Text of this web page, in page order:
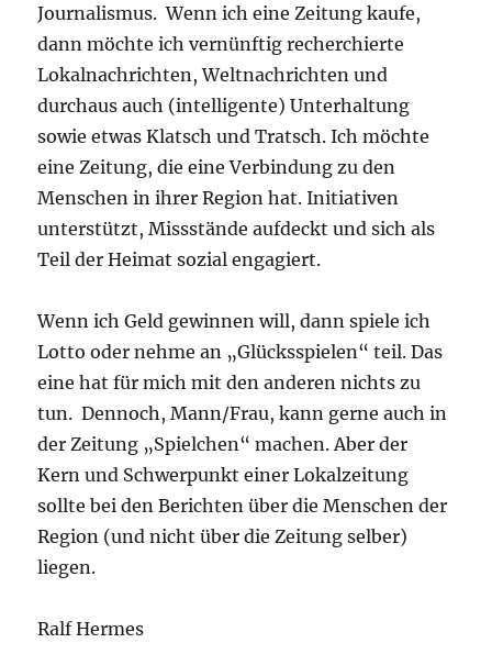
Journalismus. Wenn ich eine Zeitung kaufe,
dann möchte ich vernünftig recherchierte
Lokalnachrichten, Weltnachrichten und
durchaus auch (intelligente) Unterhaltung
sowie etwas Klatsch und Tratsch. Ich möchte
eine Zeitung, die eine Verbindung zu den
Menschen in ihrer Region hat. Initiativen
unterstützt, Missstände aufdeckt und sich als
Teil der Heimat sozial engagiert.
Wenn ich Geld gewinnen will, dann spiele ich
Lotto oder nehme an „Glücksspielen“ teil. Das
eine hat für mich mit den anderen nichts zu
tun. Dennoch, Mann/Frau, kann gerne auch in
der Zeitung „Spielchen“ machen. Aber der
Kern und Schwerpunkt einer Lokalzeitung
sollte bei den Berichten über die Menschen der
Region (und nicht über die Zeitung selber)
liegen.
Ralf Hermes